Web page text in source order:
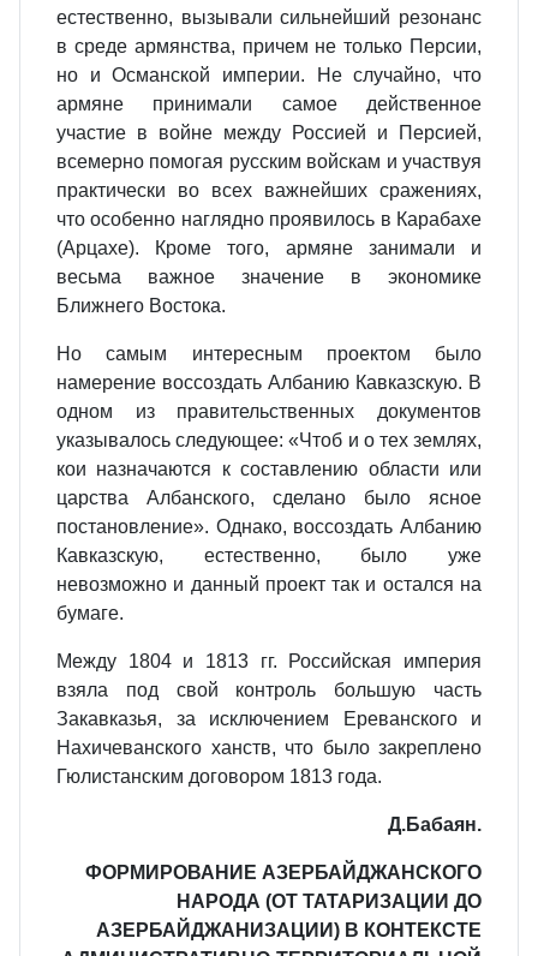
естественно, вызывали сильнейший резонанс
в среде армянства, причем не только Персии,
но и Османской империи. Не случайно, что
армяне принимали самое действенное
участие в войне между Россией и Персией,
всемерно помогая русским войскам и участвуя
практически во всех важнейших сражениях,
что особенно наглядно проявилось в Карабахе
(Арцахе). Кроме того, армяне занимали и
весьма важное значение в экономике
Ближнего Востока.
Но самым интересным проектом было
намерение воссоздать Албанию Кавказскую. В
одном из правительственных документов
указывалось следующее: «Чтоб и о тех землях,
кои назначаются к составлению области или
царства Албанского, сделано было ясное
постановление». Однако, воссоздать Албанию
Кавказскую, естественно, было уже
невозможно и данный проект так и остался на
бумаге.
Между 1804 и 1813 гг. Российская империя
взяла под свой контроль большую часть
Закавказья, за исключением Ереванского и
Нахичеванского ханств, что было закреплено
Гюлистанским договором 1813 года.
Д.Бабаян.
ФОРМИРОВАНИЕ АЗЕРБАЙДЖАНСКОГО
НАРОДА (ОТ ТАТАРИЗАЦИИ ДО
АЗЕРБАЙДЖАНИЗАЦИИ) В КОНТЕКСТЕ